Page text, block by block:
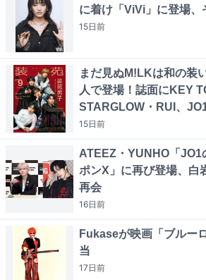
に着け「ViVi」に登場、
15日前
まだ見ぬM!LKは和の装
人で登場！誌面にKEY
STARGLOW・RUI、
15日前
ATEEZ・YUNHO「JO1
ポンX」に再び登場、白
再会
16日前
Fukaseが映画「ブルー
当
17日前